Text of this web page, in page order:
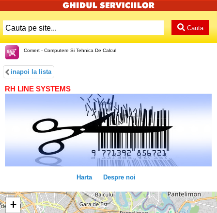
Cauta
Comert - Computere Si Tehnica De Calcul
inapoi la lista
RH LINE SYSTEMS
Harta Despre noi
+